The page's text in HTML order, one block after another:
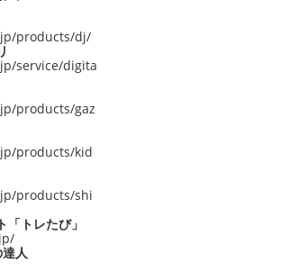
products/dj/
service/digita
products/gaz
products/kid
products/shi
トレたび」
人